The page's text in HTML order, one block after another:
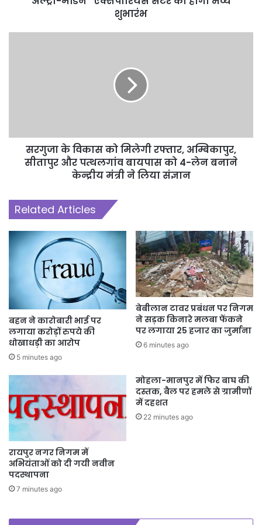
आयुक्त प्रवीण वर्मा कार्यपालन अभियंता गोपाल भारद्वाज,प्रवीर वार्ड के पार्षद शेख
,स्वर्ण सिंह,राजेश दास, डॉ मनोज पाणिग्रही,मनीष मूलचंदानी,हरीश
नागवंशी,आत्माराम जोशी,योगेश सिंह,रोशन झा, राजपाल कशेर, नवीन बोथरा,बीके
सिंह सहित विभिन्न समाजों के प्रतिनिधि मौजूद रहे।
शुभारंभ
सरगुजा के विकास को मिलेगी रफ्तार, अम्बिकापुर,
सीतापुर और पत्थलगांव बायपास को 4-लेन बनाने
केन्द्रीय मंत्री ने लिया संज्ञान
Related Articles
बहन ने कारोबारी भाई पर
लगाया करोड़ों रुपये की
धोखाधड़ी का आरोप
5 minutes ago
बेबीलान टावर प्रबंधन पर निगम
ने सड़क किनारे मलबा फेंकने
पर लगाया 25 हजार का जुर्माना
6 minutes ago
रायपुर नगर निगम में
अभियंताओं को दी गयी नवीन
पदस्थापना
7 minutes ago
मोहला-मानपुर में फिर बाघ की
दस्तक, बैल पर हमले से ग्रामीणों
में दहशत
22 minutes ago